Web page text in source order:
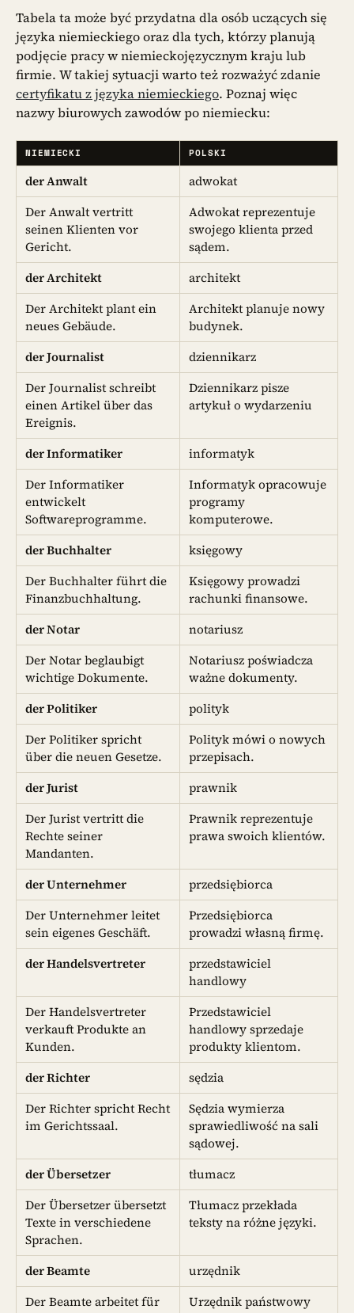
Tabela ta może być przydatna dla osób uczących się
języka niemieckiego oraz dla tych, którzy planują
podjęcie pracy w niemieckojęzycznym kraju lub
firmie. W takiej sytuacji warto też rozważyć zdanie
certyfikatu z języka niemieckiego. Poznaj więc
nazwy biurowych zawodów po niemiecku:
NIEMIECKI POLSKI
der Anwalt
adwokat
Der Anwalt vertritt
seinen Klienten vor
Gericht.
Adwokat reprezentuje
swojego klienta przed
sądem.
der Architekt
architekt
Der Architekt plant ein
neues Gebäude.
Architekt planuje nowy
budynek.
der Journalist
dziennikarz
Der Journalist schreibt
einen Artikel über das
Ereignis.
Dziennikarz pisze
artykuł o wydarzeniu
der Informatiker
informatyk
Der Informatiker
entwickelt
Softwareprogramme.
Informatyk opracowuje
programy
komputerowe.
der Buchhalter
księgowy
Der Buchhalter führt die
Finanzbuchhaltung.
Księgowy prowadzi
rachunki finansowe.
der Notar
notariusz
Der Notar beglaubigt
wichtige Dokumente.
Notariusz poświadcza
ważne dokumenty.
der Politiker
polityk
Der Politiker spricht
über die neuen Gesetze.
Polityk mówi o nowych
przepisach.
der Jurist
prawnik
Der Jurist vertritt die
Rechte seiner
Mandanten.
Prawnik reprezentuje
prawa swoich klientów.
der Unternehmer
przedsiębiorca
Der Unternehmer leitet
sein eigenes Geschäft.
Przedsiębiorca
prowadzi własną firmę.
der Handelsvertreter
przedstawiciel
handlowy
Der Handelsvertreter
verkauft Produkte an
Kunden.
Przedstawiciel
handlowy sprzedaje
produkty klientom.
der Richter
sędzia
Der Richter spricht Recht
im Gerichtssaal.
Sędzia wymierza
sprawiedliwość na sali
sądowej.
der Übersetzer
tłumacz
Der Übersetzer übersetzt
Texte in verschiedene
Sprachen.
Tłumacz przekłada
teksty na różne języki.
der Beamte
urzędnik
Der Beamte arbeitet für
Urzędnik państwowy